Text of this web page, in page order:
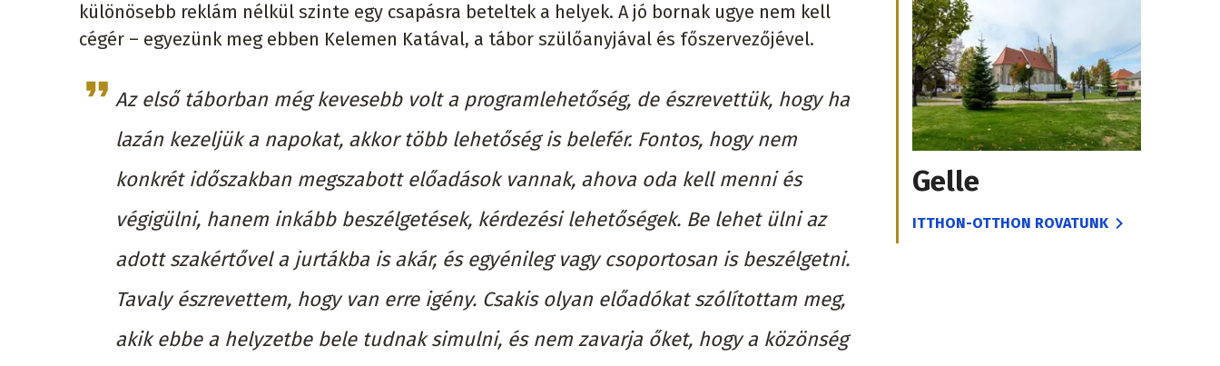
különösebb reklám nélkül szinte egy csapásra beteltek a helyek. A jó bornak ugye nem kell
cégér – egyezünk meg ebben Kelemen Katával, a tábor szülőanyjával és főszervezőjével.
Az első táborban még kevesebb volt a programlehetőség, de észrevettük, hogy ha
lazán kezeljük a napokat, akkor több lehetőség is belefér. Fontos, hogy nem
konkrét időszakban megszabott előadások vannak, ahova oda kell menni és
végigülni, hanem inkább beszélgetések, kérdezési lehetőségek. Be lehet ülni az
adott szakértővel a jurtákba is akár, és egyénileg vagy csoportosan is beszélgetni.
Tavaly észrevettem, hogy van erre igény. Csakis olyan előadókat szólítottam meg,
akik ebbe a helyzetbe bele tudnak simulni, és nem zavarja őket, hogy a közönség
Gelle
ITTHON-OTTHON ROVATUNK